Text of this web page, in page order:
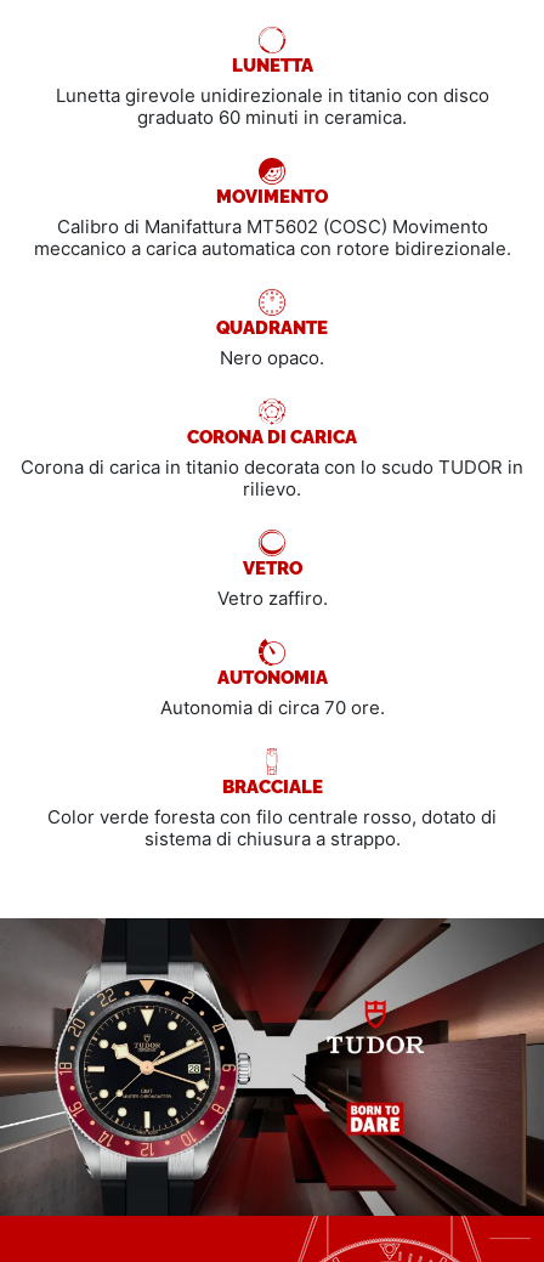
LUNETTA
Lunetta girevole unidirezionale in titanio con disco
graduato 60 minuti in ceramica.
MOVIMENTO
Calibro di Manifattura MT5602 (COSC) Movimento
meccanico a carica automatica con rotore bidirezionale.
QUADRANTE
Nero opaco.
CORONA DI CARICA
Corona di carica in titanio decorata con lo scudo TUDOR in
rilievo.
VETRO
Vetro zaffiro.
AUTONOMIA
Autonomia di circa 70 ore.
BRACCIALE
Color verde foresta con filo centrale rosso, dotato di
sistema di chiusura a strappo.